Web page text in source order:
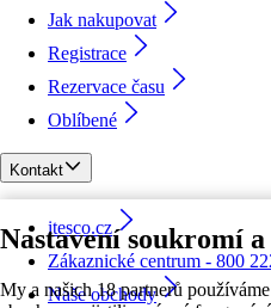
Nastavení soukromí a
My a našich 18 partnerů
Jak nakupovat
Registrace
Rezervace času
Oblíbené
Kontakt
itesco.cz
Zákaznické centrum - 800
Naše obchody